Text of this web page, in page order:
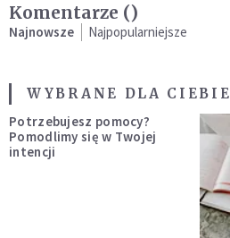
Komentarze ()
Najnowsze Najpopularniejsze
WYBRANE DLA CIEBIE
Potrzebujesz pomocy?
Pomodlimy się w Twojej
intencji